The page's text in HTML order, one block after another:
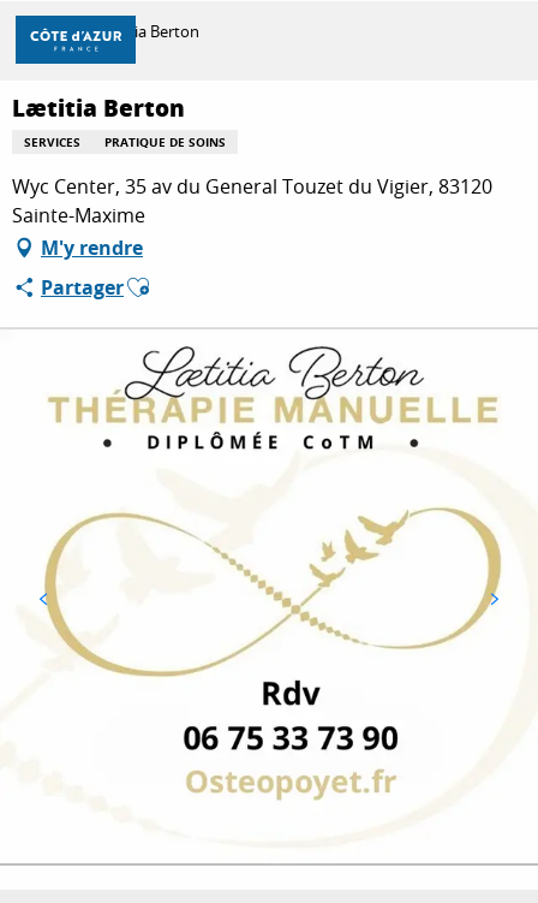
Aller
contenu
principal
DÉCOUVRIR
À FAIRE
SÉJOURNER
Accueil Lætitia Berton
Lætitia Berton
SERVICES PRATIQUE DE SOINS
Wyc Center, 35 av du General Touzet du Vigier, 83120
Sainte-Maxime
M'y rendre
PartagerAjouter aux favoris